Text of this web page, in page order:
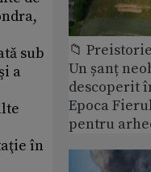
sub
a
în
📁
Un șanț
descoperit
Epoca
pentru